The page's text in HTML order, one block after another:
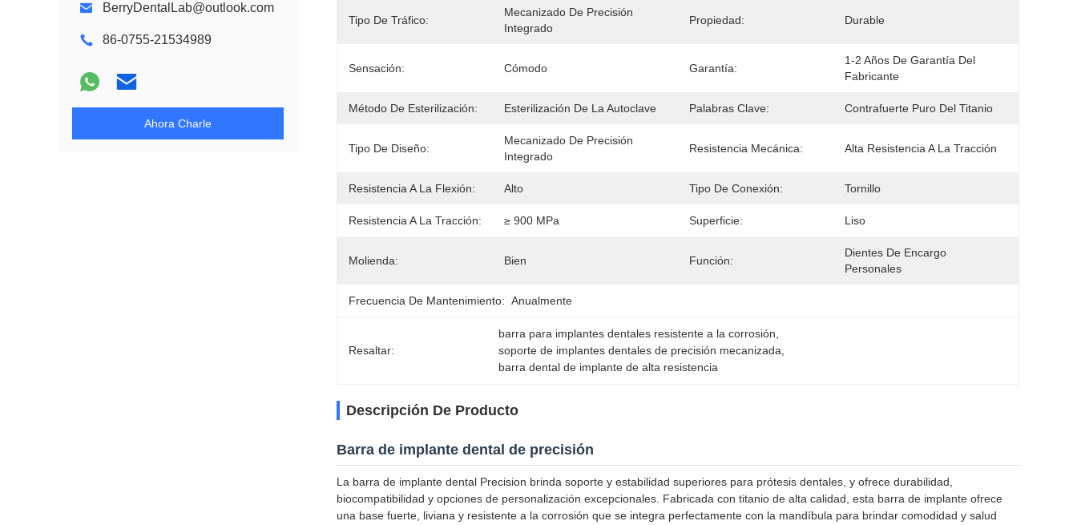
BerryDentalLab@outlook.com
86-0755-21534989
Ahora Charle
Tipo De Tráfico:
Mecanizado De Precisión
Integrado
Propiedad: Durable
Sensación: Cómodo Garantía:
1-2 Años De Garantía Del
Fabricante
Método De Esterilización: Esterilización De La Autoclave Palabras Clave: Contrafuerte Puro Del Titanio
Tipo De Diseño:
Mecanizado De Precisión
Integrado
Resistencia Mecánica: Alta Resistencia A La Tracción
Resistencia A La Flexión: Alto Tipo De Conexión: Tornillo
Resistencia A La Tracción: ≥ 900 MPa Superficie: Liso
Molienda: Bien Función:
Dientes De Encargo
Personales
Frecuencia De Mantenimiento: Anualmente
Resaltar:
barra para implantes dentales resistente a la corrosión
soporte de implantes dentales de precisión mecanizada
barra dental de implante de alta resistencia
Descripción De Producto
Barra de implante dental de precisión
La barra de implante dental Precision brinda soporte y estabilidad superiores para prótesis dentales, y ofrece durabilidad,
biocompatibilidad y opciones de personalización excepcionales. Fabricada con titanio de alta calidad, esta barra de implante ofrece
una base fuerte, liviana y resistente a la corrosión que se integra perfectamente con la mandíbula para brindar comodidad y salud